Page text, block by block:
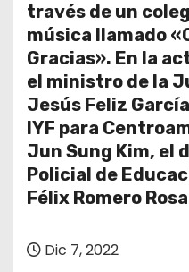
través de un
música llamado
Gracias». En la
el ministro de la
Jesús Feliz
IYF para
Jun Sung Kim,
Policial de
Félix Romero
Dic 7, 2022